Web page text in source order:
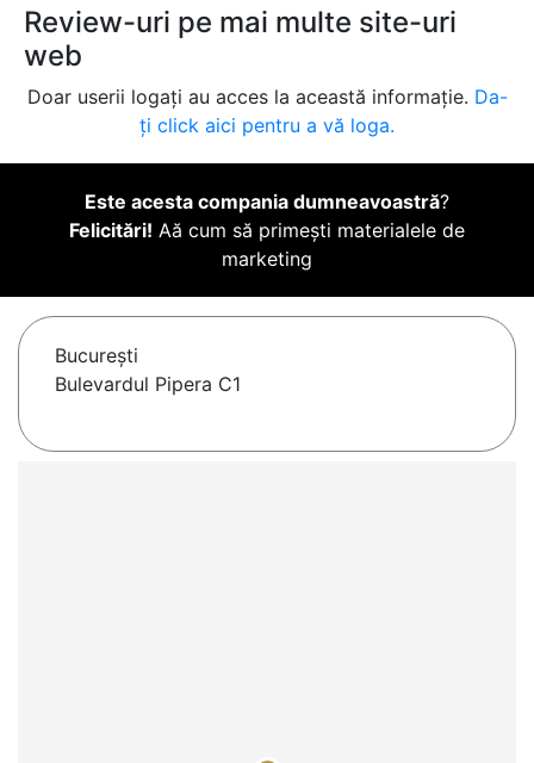
Review-uri pe mai multe site-uri
web
Doar userii logați au acces la această informație. Da-
ți click aici pentru a vă loga.
Este acesta compania dumneavoastră?
Felicitări! Aă cum să primești materialele de
marketing
Bucureşti
Bulevardul Pipera C1